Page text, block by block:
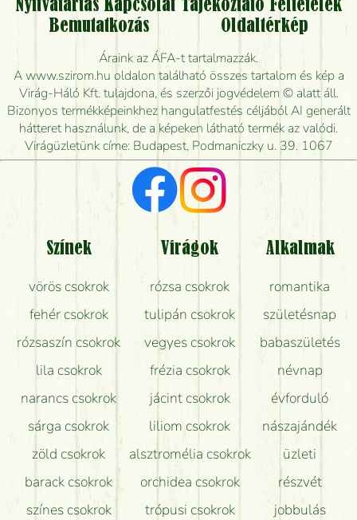
Vidékre is lehet rendelni?
Meddig rendelhetek virágküldést úgy, hogy még ma
kiszállítsák?
Mennyire gyorsan tudják elkészíteni a csokrot, és
mikor tudják leghamarabb kiszállítani?
Vörös rózsát keresek, van önöknél?
Milyen visszajelzést kapok a virágküldésről?
Tényleg azt kapom, ami a képen van?
Mit kell tudni a virágcsokrok szállításáról?
Hogy marad a lehető legtovább friss a csokor?
Tudok adventi koszorút vásárolni boltban?
Nyitvatartás Kapcsolat Tájékoztató Feltételek
Bemutatkozás
Oldaltérkép
Áraink az ÁFA-t tartalmazzák.
A www.szirom.hu oldalon található összes tartalom és kép a
Virág-Háló Kft. tulajdona, és szerzői jogvédelem © alatt áll.
Bizonyos termékképeinkhez hangulatfestés céljából AI generált
hátteret használunk, de a képeken látható termék az valódi.
Virágüzletünk címe: Budapest, Podmaniczky u. 39. 1067
Színek
vörös csokrok
fehér csokrok
rózsaszín csokrok
lila csokrok
narancs csokrok
sárga csokrok
zöld csokrok
barack csokrok
színes csokrok
Virágok
rózsa csokrok
tulipán csokrok
vegyes csokrok
frézia csokrok
jácint csokrok
liliom csokrok
alsztromélia csokrok
orchidea csokrok
trópusi csokrok
Alkalmak
romantika
születésnap
babaszületés
névnap
évforduló
nászajándék
üzleti
részvét
jobbulás